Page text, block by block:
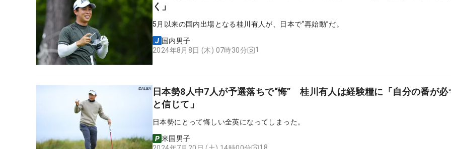
く」
5月以来の国内出場となる桂川有人が、日本で“再始動”だ。
国内男子
2024年8月8日 (木) 07時30分
1
日本勢8人中7人が予選落ちで“悔” 桂川有人は経験糧に「自分の番が必
と信じて」
日本勢にとって悔しい全英になってしまった。
米国男子